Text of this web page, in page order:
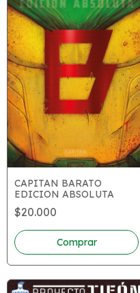
CAPITAN BARATO
EDICION ABSOLUTA
$20.000